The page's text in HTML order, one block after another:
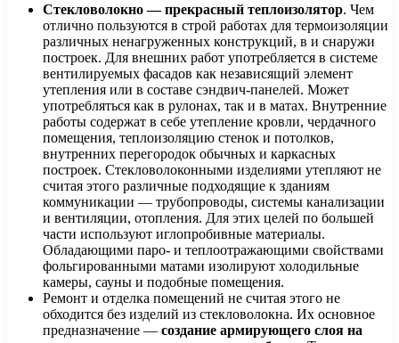
Стекловолокно — прекрасный теплоизолятор. Чем
отлично пользуются в строй работах для термоизоляции
различных ненагруженных конструкций, в и снаружи
построек. Для внешних работ употребляется в системе
вентилируемых фасадов как независящий элемент
утепления или в составе сэндвич-панелей. Может
употребляться как в рулонах, так и в матах. Внутренние
работы содержат в себе утепление кровли, чердачного
помещения, теплоизоляцию стенок и потолков,
внутренних перегородок обычных и каркасных
построек. Стекловолоконными изделиями утепляют не
считая этого различные подходящие к зданиям
коммуникации — трубопроводы, системы канализации
и вентиляции, отопления. Для этих целей по большей
части используют иглопробивные материалы.
Обладающими паро- и теплоотражающими свойствами
фольгированными матами изолируют холодильные
камеры, сауны и подобные помещения.
Ремонт и отделка помещений не считая этого не
обходится без изделий из стекловолокна. Их основное
предназначение — создание армирующего слоя на